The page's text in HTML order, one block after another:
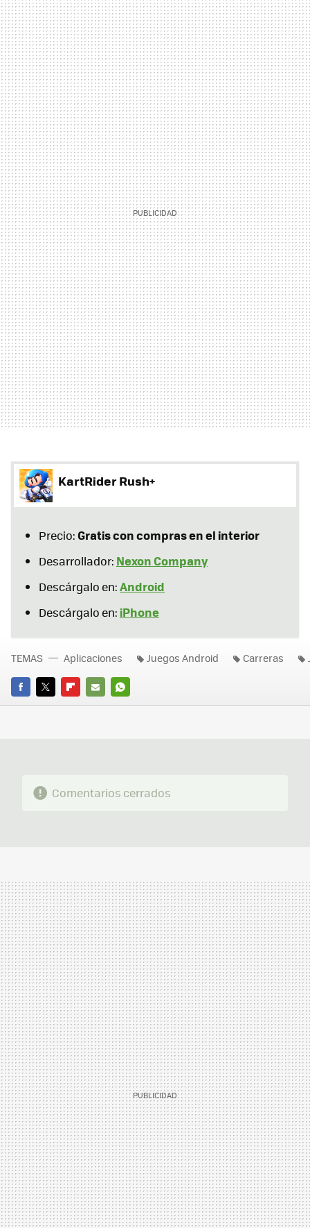
KartRider Rush+
Precio:Gratis con compras en el interior
Desarrollador: Nexon Company
Descárgalo en:Android
Descárgalo en: iPhone
FACEBOOK
TWITTERFLIPBOARD
E-
WHATSAPP
TEMAS Aplicaciones Juegos Android Carreras
Comentarios cerrados